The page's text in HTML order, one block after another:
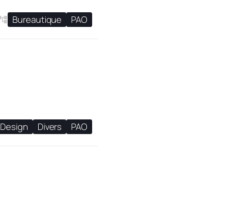
Bureautique PAO
Design Divers PAO